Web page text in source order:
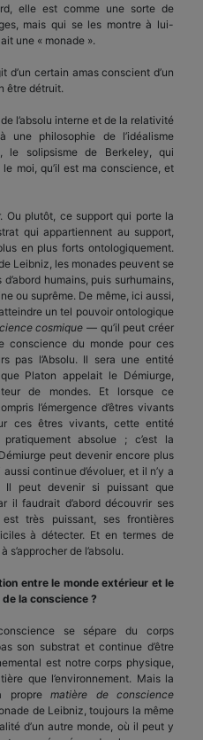
elle est comme une sorte de
mais qui se les montre à lui-
une « monade ».
d’un certain amas conscient d’un
être détruit.
l’absolu interne et de la relativité
une philosophie de l’idéalisme
le solipsisme de Berkeley, qui
moi, qu’il est ma conscience, et
Ou plutôt, ce support qui porte la
qui appartiennent au support,
en plus forts ontologiquement.
Leibniz, les monades peuvent se
humains, puis surhumains,
ou suprême. De même, ici aussi,
un tel pouvoir ontologique
cosmique — qu’il peut créer
conscience du monde pour ces
pas l’Absolu. Il sera une entité
Platon appelait le Démiurge,
de mondes. Et lorsque ce
l’émergence d’êtres vivants
ces êtres vivants, cette entité
absolue ; c’est la
peut devenir encore plus
continue d’évoluer, et il n’y a
peut devenir si puissant que
il faudrait d’abord découvrir ses
très puissant, ses frontières
à détecter. Et en termes de
de l’absolu.
entre le monde extérieur et le
la conscience ?
se sépare du corps
son substrat et continue d’être
est notre corps physique,
que l’environnement. Mais la
propre matière de conscience
de Leibniz, toujours la même
d’un autre monde, où il peut y